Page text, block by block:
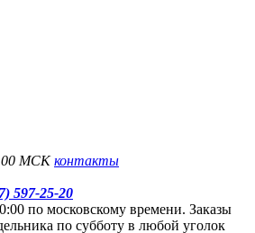
МСКконтакты
597-25-20
по московскому времени. Заказы
по субботу в любой уголок